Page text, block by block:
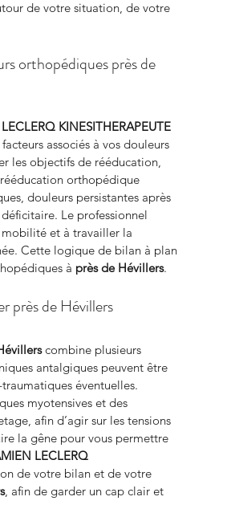
de votre situation, de votre
orthopédiques près de
KINESITHERAPEUTE
associés à vos douleurs
les objectifs de rééducation,
orthopédique
douleurs persistantes après
Le professionnel
mobilité et à travailler la
Cette logique de bilan à plan
à près de Hévillers.
près de Hévillers
combine plusieurs
antalgiques peuvent être
éventuelles.
myotensives et des
afin d’agir sur les tensions
la gêne pour vous permettre
LECLERQ
de votre bilan et de votre
, afin de garder un cap clair et